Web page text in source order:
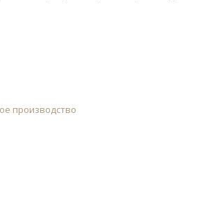
производство